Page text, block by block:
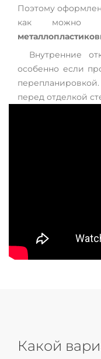
Поэтому
как можно
Внутренние
особенно если
перед отделкой
Какой